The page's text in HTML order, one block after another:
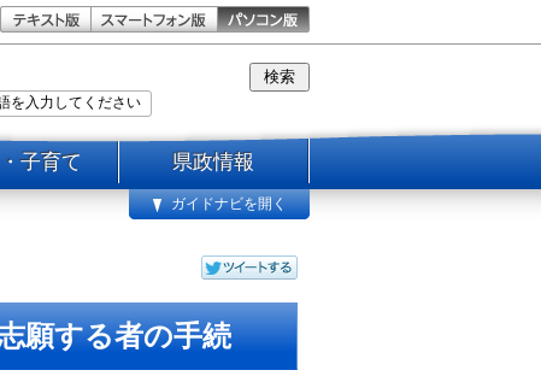
子育て 県政情報
ガイドナビを開く
願する者の手続